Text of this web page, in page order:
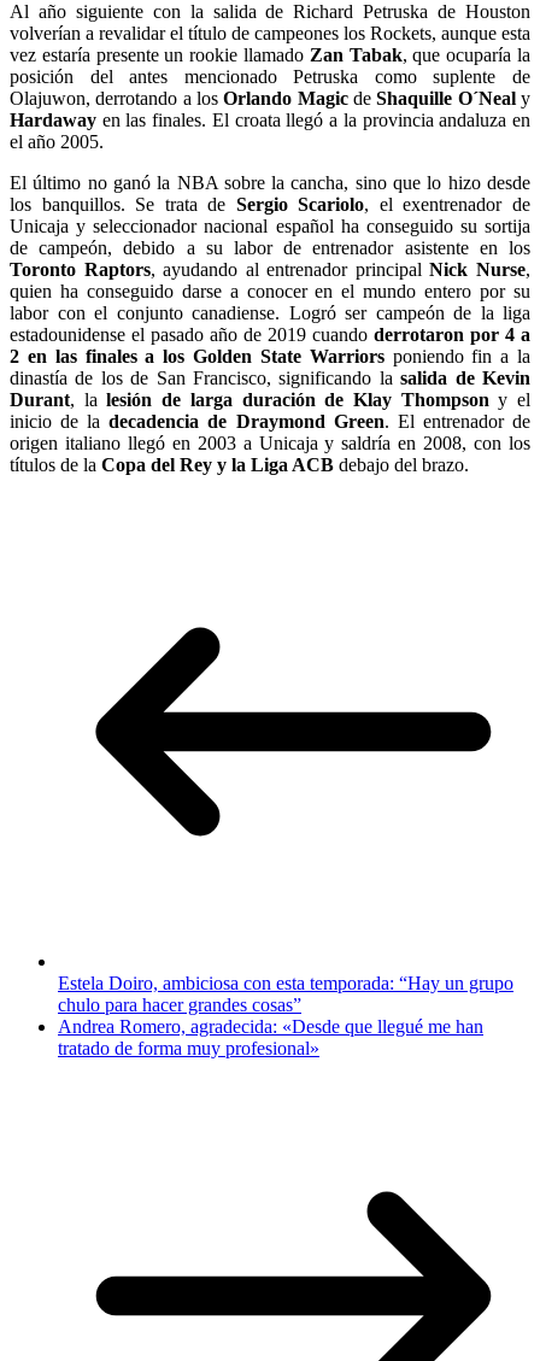
Al año siguiente con la salida de Richard Petruska de Houston
volverían a revalidar el título de campeones los Rockets, aunque esta
vez estaría presente un rookie llamado Zan Tabak, que ocuparía la
posición del antes mencionado Petruska como suplente de
Olajuwon, derrotando a losOrlando MagicdeShaquille O´Nealy
Hardaway en las finales. El croata llegó a la provincia andaluza en
el año 2005.
El último no ganó la NBA sobre la cancha, sino que lo hizo desde
los banquillos. Se trata de Sergio Scariolo, el exentrenador de
Unicaja y seleccionador nacional español ha conseguido su sortija
de campeón, debido a su labor de entrenador asistente en los
Toronto Raptors, ayudando al entrenador principalNick Nurse,
quien ha conseguido darse a conocer en el mundo entero por su
labor con el conjunto canadiense. Logró ser campeón de la liga
estadounidense el pasado año de 2019 cuando derrotaron por 4 a
2 en las finales a los Golden State Warriorsponiendo fin a la
dinastía de los de San Francisco, significando la salida de Kevin
Durant, la lesión de larga duración de Klay Thompson y el
inicio de ladecadencia de Draymond Green. El entrenador de
origen italiano llegó en 2003 a Unicaja y saldría en 2008, con los
títulos de la Copa del Rey y la Liga ACB debajo del brazo.
Estela Doiro, ambiciosa con esta temporada: “Hay un grupo
chulo para hacer grandes cosas”
Andrea Romero, agradecida: «Desde que llegué me han
tratado de forma muy profesional»